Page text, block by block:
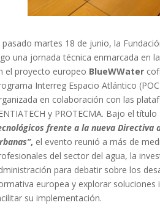
pasado martes 18 de junio, la
una jornada técnica enmarcada en
el proyecto europeo BlueWWater
Interreg Espacio Atlántico
en colaboración con las
y PROTECMA. Bajo el título
frente a la nueva Directiva
, el evento reunió a más de
del sector del agua, la
para debatir sobre los
europea y explorar soluciones
su implementación.